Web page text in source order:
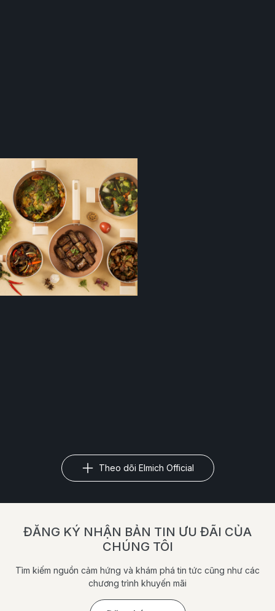
Theo dõi Elmich Official
ĐĂNG KÝ NHẬN BẢN TIN ƯU ĐÃI CỦA
CHÚNG TÔI
Tìm kiếm nguồn cảm hứng và khám phá tin tức cũng như các
chương trình khuyến mãi